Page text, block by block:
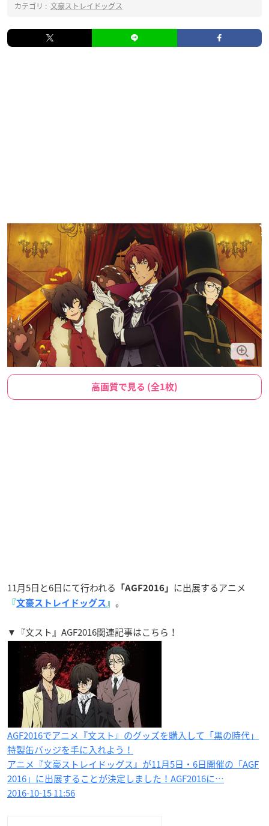
カテゴリ : 文豪ストレイドッグス
高画質で見る (全1枚)
11月5日と6日にて行われる 「AGF2016」 に出展するアニメ
『文豪ストレイドッグス 』 。
▼『文スト』AGF2016関連記事はこちら！
AGF2016でアニメ『文スト』のグッズを購入して「黒の時代」
特製缶バッジを手に入れよう！
アニメ『文豪ストレイドッグス』が11月5日・6日開催の「AGF
2016」に出展することが決定しました！AGF2016に…
2016-10-15 11:56